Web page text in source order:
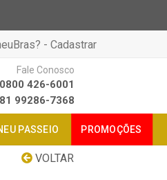
- Cadastrar
Fale Conosco
0800 426-6001
81 99286-7368
PASSEIO PROMOÇÕES
VOLTAR